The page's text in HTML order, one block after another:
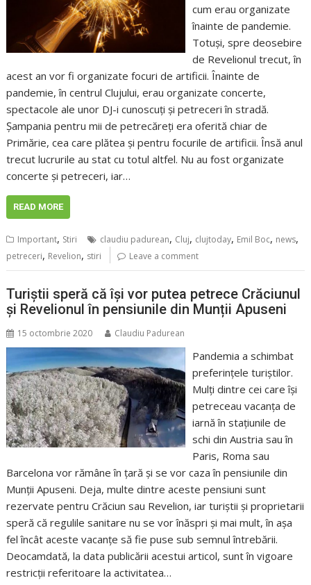
cum erau organizate
înainte de pandemie.
Totuși, spre deosebire
de Revelionul trecut, în
acest an vor fi organizate focuri de artificii. Înainte de
pandemie, în centrul Clujului, erau organizate concerte,
spectacole ale unor DJ-i cunoscuți și petreceri în stradă.
Șampania pentru mii de petrecăreți era oferită chiar de
Primărie, cea care plătea și pentru focurile de artificii. Însă anul
trecut lucrurile au stat cu totul altfel. Nu au fost organizate
concerte și petreceri, iar…
READ MORE
Important, Stiri claudiu padurean, Cluj, clujtoday, Emil Boc, news,
petreceri, Revelion, stiri Leave a comment
Turiștii speră că își vor putea petrece Crăciunul
și Revelionul în pensiunile din Munții Apuseni
15 octombrie 2020 Claudiu Padurean
Pandemia a schimbat
preferințele turiștilor.
Mulți dintre cei care își
petreceau vacanța de
iarnă în stațiunile de
schi din Austria sau în
Paris, Roma sau
Barcelona vor rămâne în țară și se vor caza în pensiunile din
Munții Apuseni. Deja, multe dintre aceste pensiuni sunt
rezervate pentru Crăciun sau Revelion, iar turiștii și proprietarii
speră că regulile sanitare nu se vor înăspri și mai mult, în așa
fel încât aceste vacanțe să fie puse sub semnul întrebării.
Deocamdată, la data publicării acestui articol, sunt în vigoare
restricții referitoare la activitatea…